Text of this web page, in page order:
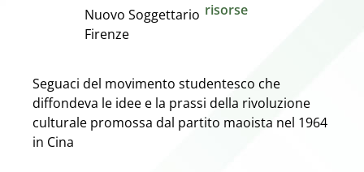
Nuovo Soggettario
Firenze
risorse
Seguaci del movimento studentesco che
diffondeva le idee e la prassi della rivoluzione
culturale promossa dal partito maoista nel 1964
in Cina